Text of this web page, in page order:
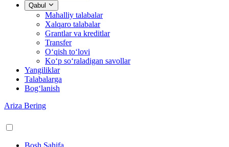
Qabul
Mahalliy talabalar
Xalqaro talabalar
Grantlar va kreditlar
Transfer
O‘qish to‘lovi
Ko‘p so‘raladigan savollar
Yangiliklar
Talabalarga
Bog‘lanish
Ariza Bering
Bosh Sahifa